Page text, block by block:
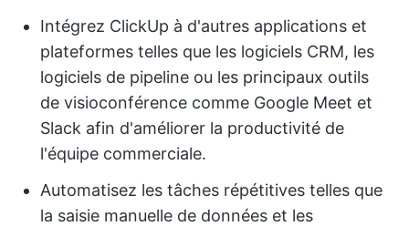
Intégrez ClickUp à d'autres applications et
plateformes telles que les logiciels CRM, les
logiciels de pipeline ou les principaux outils
de visioconférence comme Google Meet et
Slack afin d'améliorer la productivité de
l'équipe commerciale.
Automatisez les tâches répétitives telles que
la saisie manuelle de données et les